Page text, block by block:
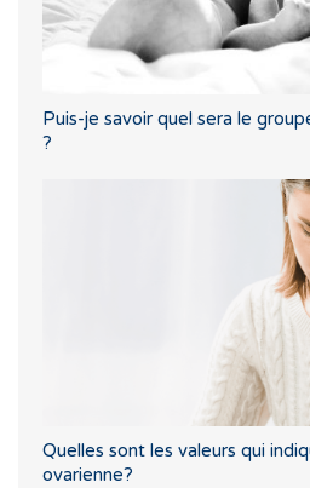
Puis-je savoir quel sera le
?
Quelles sont les valeurs qui
ovarienne?